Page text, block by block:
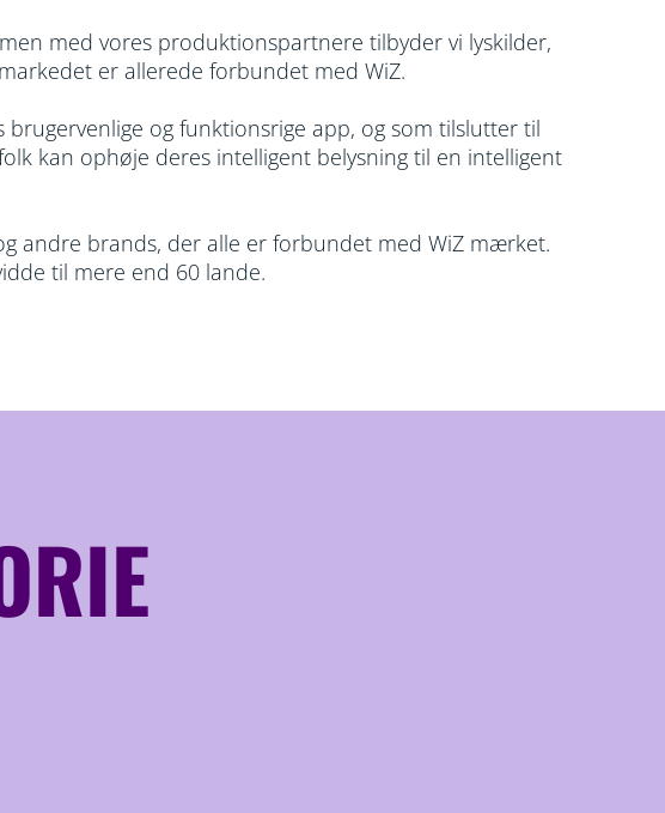
med vores produktionspartnere tilbyder vi lyskilder,
er allerede forbundet med WiZ.
og funktionsrige app, og som tilslutter til
kan ophøje deres intelligent belysning til en intelligent
andre brands, der alle er forbundet med WiZ mærket.
til mere end 60 lande.​